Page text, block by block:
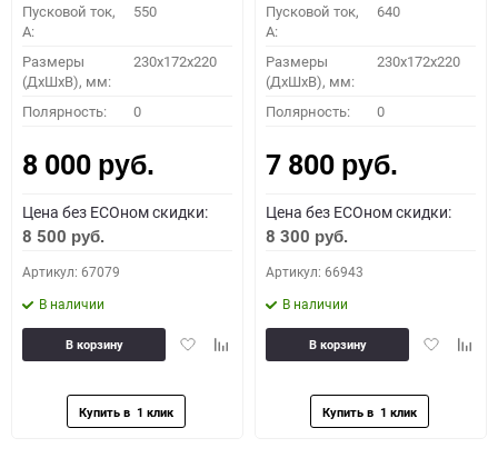
Пусковой ток,
A:
550
Размеры
(ДхШхВ), мм:
230x172x220
Полярность: 0
8 000 руб.
Цена без ECOном скидки:
8 500 руб.
Артикул: 67079
В наличии
ДобавитьДобавить
В корзину
Пусковой ток,
A:
640
Размеры
(ДхШхВ), мм:
230x172x220
Полярность: 0
7 800 руб.
Цена без ECOном скидки:
8 300 руб.
Артикул: 66943
В наличии
Добавить
В корзину